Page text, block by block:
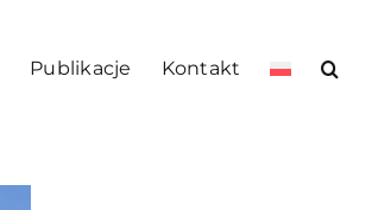
Publikacje Kontakt